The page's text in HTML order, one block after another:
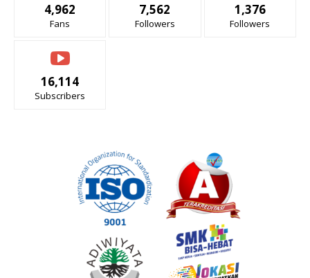
4,962
Fans
7,562
Followers
1,376
Followers
16,114
Subscribers